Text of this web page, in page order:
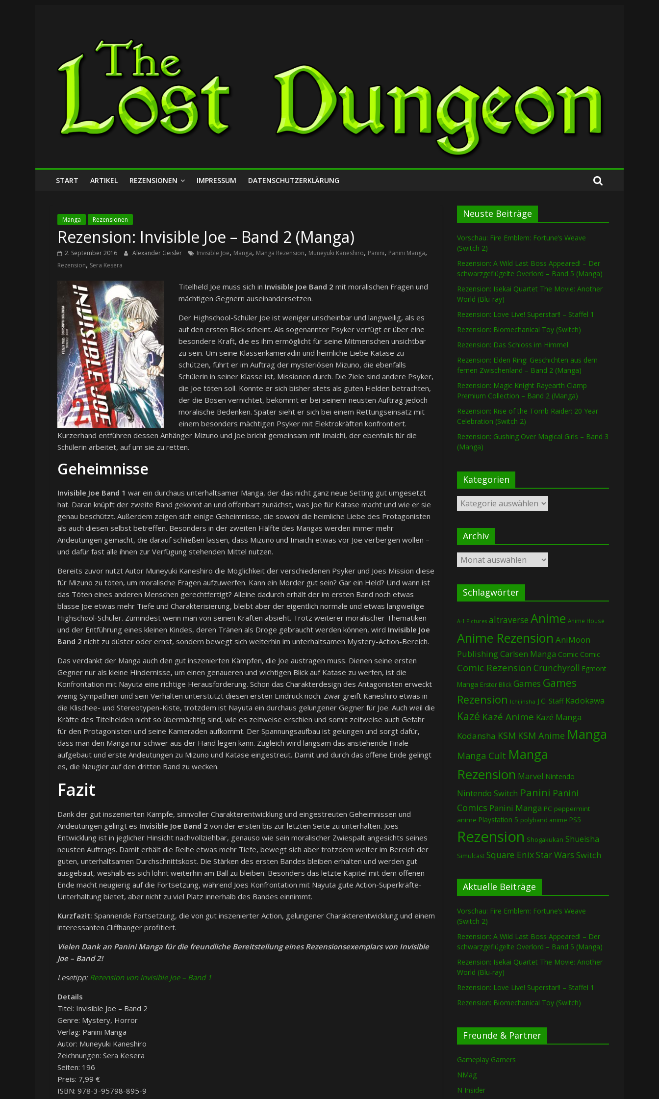
Lost
Dungeon
START ARTIKEL REZENSIONEN IMPRESSUM DATENSCHUTZERKLÄRUNG
Manga Rezensionen
Rezension: Invisible Joe – Band 2 (Manga)
2. September 2016 Alexander Geisler Invisible Joe, Manga, Manga Rezension, Muneyuki Kaneshiro, Panini, Panini Manga,
Rezension, Sera Kesera
Titelheld Joe muss sich in Invisible Joe Band 2 mit moralischen Fragen und
mächtigen Gegnern auseinandersetzen.
Der Highschool-Schüler Joe ist weniger unscheinbar und langweilig, als es
auf den ersten Blick scheint. Als sogenannter Psyker verfügt er über eine
besondere Kraft, die es ihm ermöglicht für seine Mitmenschen unsichtbar
zu sein. Um seine Klassenkameradin und heimliche Liebe Katase zu
schützen, führt er im Auftrag der mysteriösen Mizuno, die ebenfalls
Schülerin in seiner Klasse ist, Missionen durch. Die Ziele sind andere Psyker,
die Joe töten soll. Konnte er sich bisher stets als guten Helden betrachten,
der die Bösen vernichtet, bekommt er bei seinem neusten Auftrag jedoch
moralische Bedenken. Später sieht er sich bei einem Rettungseinsatz mit
einem besonders mächtigen Psyker mit Elektrokräften konfrontiert.
Kurzerhand entführen dessen Anhänger Mizuno und Joe bricht gemeinsam mit Imaichi, der ebenfalls für die
Schülerin arbeitet, auf um sie zu retten.
Geheimnisse
Invisible Joe Band 1 war ein durchaus unterhaltsamer Manga, der das nicht ganz neue Setting gut umgesetzt
hat. Daran knüpft der zweite Band gekonnt an und offenbart zunächst, was Joe für Katase macht und wie er sie
genau beschützt. Außerdem zeigen sich einige Geheimnisse, die sowohl die heimliche Liebe des Protagonisten
als auch diesen selbst betreffen. Besonders in der zweiten Hälfte des Mangas werden immer mehr
Andeutungen gemacht, die darauf schließen lassen, dass Mizuno und Imaichi etwas vor Joe verbergen wollen –
und dafür fast alle ihnen zur Verfügung stehenden Mittel nutzen.
Bereits zuvor nutzt Autor Muneyuki Kaneshiro die Möglichkeit der verschiedenen Psyker und Joes Mission diese
für Mizuno zu töten, um moralische Fragen aufzuwerfen. Kann ein Mörder gut sein? Gar ein Held? Und wann ist
das Töten eines anderen Menschen gerechtfertigt? Alleine dadurch erhält der im ersten Band noch etwas
blasse Joe etwas mehr Tiefe und Charakterisierung, bleibt aber der eigentlich normale und etwas langweilige
Highschool-Schüler. Zumindest wenn man von seinen Kräften absieht. Trotz weiterer moralischer Thematiken
und der Entführung eines kleinen Kindes, deren Tränen als Droge gebraucht werden können, wird Invisible Joe
Band 2 nicht zu düster oder ernst, sondern bewegt sich weiterhin im unterhaltsamen Mystery-Action-Bereich.
Das verdankt der Manga auch den gut inszenierten Kämpfen, die Joe austragen muss. Dienen seine ersten
Gegner nur als kleine Hindernisse, um einen genaueren und wichtigen Blick auf Katase zu werfen, ist die
Konfrontation mit Nayuta eine richtige Herausforderung. Schon das Charakterdesign des Antagonisten erweckt
wenig Sympathien und sein Verhalten unterstützt diesen ersten Eindruck noch. Zwar greift Kaneshiro etwas in
die Klischee- und Stereotypen-Kiste, trotzdem ist Nayuta ein durchaus gelungener Gegner für Joe. Auch weil die
Kräfte des Titelhelden nicht so übermächtig sind, wie es zeitweise erschien und somit zeitweise auch Gefahr
für den Protagonisten und seine Kameraden aufkommt. Der Spannungsaufbau ist gelungen und sorgt dafür,
dass man den Manga nur schwer aus der Hand legen kann. Zugleich wird langsam das anstehende Finale
aufgebaut und erste Andeutungen zu Mizuno und Katase eingestreut. Damit und durch das offene Ende gelingt
es, die Neugier auf den dritten Band zu wecken.
Fazit
Dank der gut inszenierten Kämpfe, sinnvoller Charakterentwicklung und eingestreuten Geheimnissen und
Andeutungen gelingt es Invisible Joe Band 2 von der ersten bis zur letzten Seite zu unterhalten. Joes
Entwicklung ist in jeglicher Hinsicht nachvollziehbar, genauso wie sein moralischer Zwiespalt angesichts seines
neusten Auftrags. Damit erhält die Reihe etwas mehr Tiefe, bewegt sich aber trotzdem weiter im Bereich der
guten, unterhaltsamen Durchschnittskost. Die Stärken des ersten Bandes bleiben erhalten und werden gut
ausgebaut, weshalb es sich lohnt weiterhin am Ball zu bleiben. Besonders das letzte Kapitel mit dem offenen
Ende macht neugierig auf die Fortsetzung, während Joes Konfrontation mit Nayuta gute Action-Superkräfte-
Unterhaltung bietet, aber nicht zu viel Platz innerhalb des Bandes einnimmt.
Kurzfazit: Spannende Fortsetzung, die von gut inszenierter Action, gelungener Charakterentwicklung und einem
interessanten Cliffhanger profitiert.
Vielen Dank an Panini Manga für die freundliche Bereitstellung eines Rezensionsexemplars von Invisible
Joe – Band 2!
Lesetipp: Rezension von Invisible Joe – Band 1
Details
Titel: Invisible Joe – Band 2
Genre: Mystery, Horror
Verlag: Panini Manga
Autor: Muneyuki Kaneshiro
Zeichnungen: Sera Kesera
Seiten: 196
Preis: 7,99 €
ISBN: 978-3-95798-895-9
Neuste Beiträge
Vorschau: Fire Emblem: Fortune’s Weave
(Switch 2)
Rezension: A Wild Last Boss Appeared! – Der
schwarzgeflügelte Overlord – Band 5 (Manga)
Rezension: Isekai Quartet The Movie: Another
World (Blu-ray)
Rezension: Love Live! Superstar!! – Staffel 1
Rezension: Biomechanical Toy (Switch)
Rezension: Das Schloss im Himmel
Rezension: Elden Ring: Geschichten aus dem
fernen Zwischenland – Band 2 (Manga)
Rezension: Magic Knight Rayearth Clamp
Premium Collection – Band 2 (Manga)
Rezension: Rise of the Tomb Raider: 20 Year
Celebration (Switch 2)
Rezension: Gushing Over Magical Girls – Band 3
(Manga)
Kategorien
Kategorien
Archiv
Archiv
Schlagwörter
A-1 Pictures altraverse Anime Anime House
Anime Rezension AniMoon
PublishingCarlsen Manga Comic Comic
Comic Rezension Crunchyroll Egmont
Manga Erster Blick Games Games
Rezension Ichijinsha J.C. Staff Kadokawa
Kazé Kazé Anime Kazé Manga
Kodansha KSM KSM Anime Manga
Manga Cult Manga
Rezension Marvel Nintendo
Nintendo Switch Panini Panini
Comics Panini Manga PC peppermint
anime Playstation 5 polyband anime PS5
Rezension Shogakukan Shueisha
Simulcast Square EnixStar Wars Switch
Aktuelle Beiträge
Vorschau: Fire Emblem: Fortune’s Weave
(Switch 2)
Rezension: A Wild Last Boss Appeared! – Der
schwarzgeflügelte Overlord – Band 5 (Manga)
Rezension: Isekai Quartet The Movie: Another
World (Blu-ray)
Rezension: Love Live! Superstar!! – Staffel 1
Rezension: Biomechanical Toy (Switch)
Freunde & Partner
Gameplay Gamers
NMag
N Insider